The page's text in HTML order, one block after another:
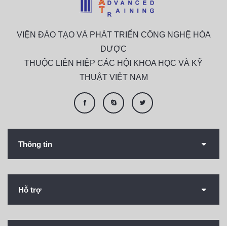
VIỆN ĐÀO TẠO VÀ PHÁT TRIỂN CÔNG NGHỆ HÓA
DƯỢC
THUỘC LIÊN HIỆP CÁC HỘI KHOA HỌC VÀ KỸ
THUẬT VIỆT NAM
Thông tin
Hỗ trợ